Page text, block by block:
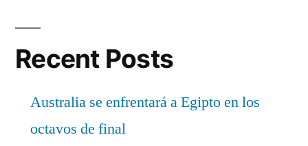
Recent Posts
Australia se enfrentará a Egipto en los
octavos de final